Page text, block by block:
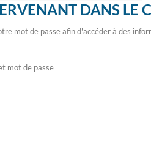
DANS LE
mot de passe afin d'accéder à des
mot de passe